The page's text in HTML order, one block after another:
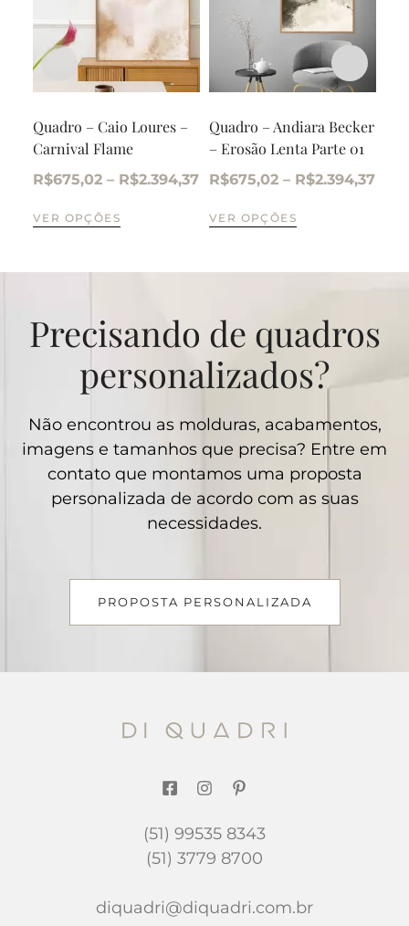
Quadro – Caio Loures –
Carnival Flame
R$675,02 – R$2.394,37
VER OPÇÕES
Quadro – Andiara Becker
– Erosão Lenta Parte 01
R$675,02 – R$2.394,37
VER OPÇÕES
Precisando de quadros
personalizados?
Não encontrou as molduras, acabamentos,
imagens e tamanhos que precisa? Entre em
contato que montamos uma proposta
personalizada de acordo com as suas
necessidades.
PROPOSTA PERSONALIZADA
(51) 99535 8343
(51) 3779 8700
diquadri@diquadri.com.br